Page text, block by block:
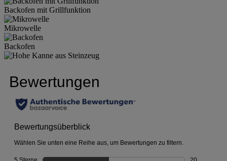
Backofen mit Grillfunktion
Mikrowelle
Backofen